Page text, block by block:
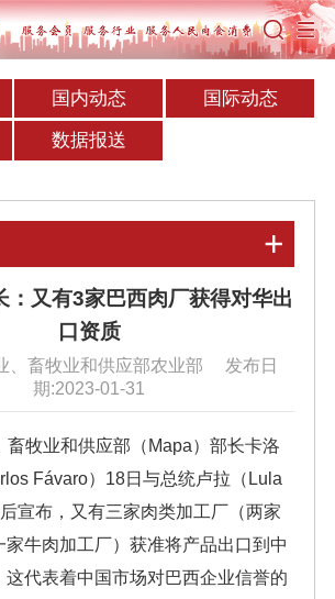
国内动态 国际动态
数据报送
：又有3家巴西肉厂获得对华出
口资质
、畜牧业和供应部农业部 发布日
期:2023-01-31
畜牧业和供应部（Mapa）部长卡洛
Fávaro）18日与总统卢拉（Lula
宣布，又有三家肉类加工厂（两家
家牛肉加工厂）获准将产品出口到中
这代表着中国市场对巴西企业信誉的